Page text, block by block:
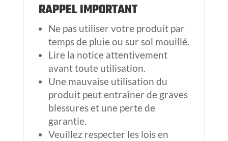
RAPPEL IMPORTANT
Ne pas utiliser votre produit par
temps de pluie ou sur sol mouillé.
Lire la notice attentivement
avant toute utilisation.
Une mauvaise utilisation du
produit peut entraîner de graves
blessures et une perte de
garantie.
Veuillez respecter les lois en